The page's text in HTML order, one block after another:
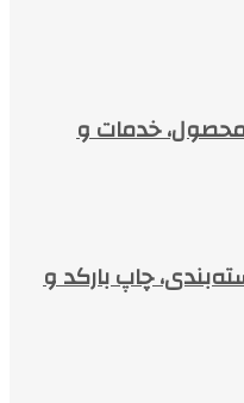
خدمات و
چاپ بارکد و